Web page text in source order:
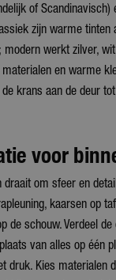
of Scandinavisch)
zijn warme tinten
modern werkt zilver,
en warme
krans aan de deur
voor
draait om sfeer en
kaarsen op
de schouw. Verdeel
van alles op één
druk. Kies materialen